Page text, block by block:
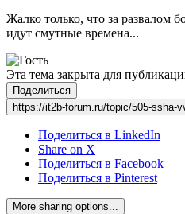
Жалко только, что за развалом
идут смутные времена...
Эта тема закрыта для
Поделиться
https://it2b-forum.ru/topic/505-ssha-
Поделиться в LinkedIn
Share on X
Поделиться в Facebook
Поделиться в Pinterest
More sharing options...